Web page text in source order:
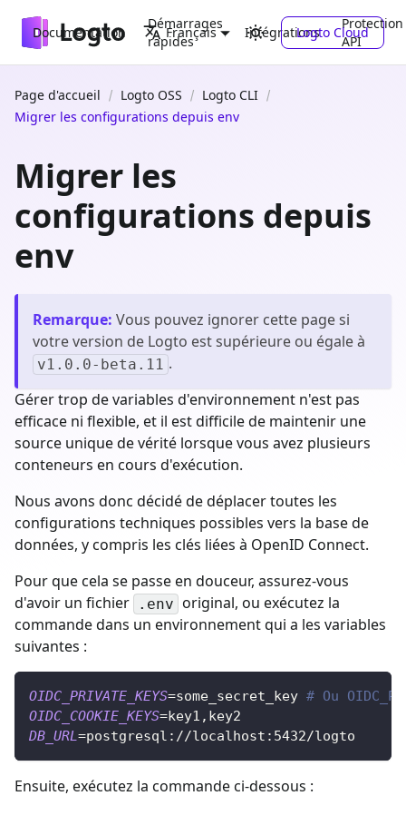
Documentation
Démarrages
rapides
Intégrations
Protection
API
Français Logto Cloud
Page d'accueil Logto OSS
Logto CLI
Migrer les configurations depuis env
Migrer les
configurations depuis
env
Remarque: Vous pouvez ignorer cette page si
votre version de Logto est supérieure ou égale à
v1.0.0-beta.11 .
Gérer trop de variables d'environnement n'est pas
efficace ni flexible, et il est difficile de maintenir une
source unique de vérité lorsque vous avez plusieurs
conteneurs en cours d'exécution.
Nous avons donc décidé de déplacer toutes les
configurations techniques possibles vers la base de
données, y compris les clés liées à OpenID Connect.
Pour que cela se passe en douceur, assurez-vous
d'avoir un fichier
.env original, ou exécutez la
commande dans un environnement qui a les variables
suivantes :
OIDC_PRIVATE_KEYS=some_secret_key # Ou
OIDC_COOKIE_KEYS=key1,key2
DB_URL=postgresql://localhost:5432/logto
Ensuite, exécutez la commande ci-dessous :